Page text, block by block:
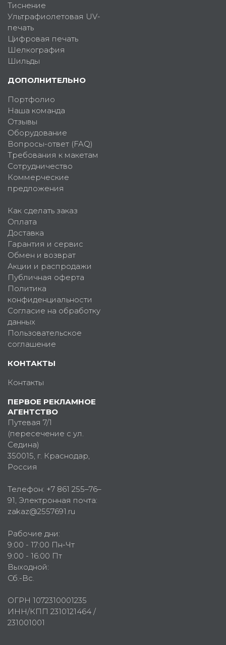
Тиснение
Ультрафиолетовая UV-
печать
Цифровая печать
Шелкография
Шильды
ДОПОЛНИТЕЛЬНО
Портфолио
Наша команда
Отзывы
Оборудование
Вопросы-ответ (FAQ)
Требования к макетам
Сотрудничество
Коммерческие
предложения
Как сделать заказ
Оплата
Доставка
Гарантия и сервис
Обмен и возврат
Акции и распродажи
Публичная оферта
Политика
конфиденциальности
Согласие на обработку
данных
Пользовательское
соглашение
КОНТАКТЫ
Контакты
ПЕРВОЕ РЕКЛАМНОЕ
АГЕНТСТВО
Путевая 7/1
(пересечение с ул.
Седина)
350015, г. Краснодар,
Россия
Телефон: +7 861 255–76–
91, Электронная почта:
zakaz@2557691.ru
Рабочие дни:
9:00 - 17:00 Пн-Чт
9:00 - 16:00 Пт
Выходной:
Сб.-Вс.
ОГРН 1072310001235
ИНН/КПП 2310121464 /
231001001